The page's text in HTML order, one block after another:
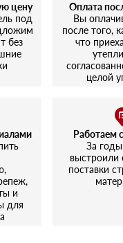
цену
под
без
Оплата
Вы
после того,
что
целой
и
для
Работаем
За
выстроили
поставки